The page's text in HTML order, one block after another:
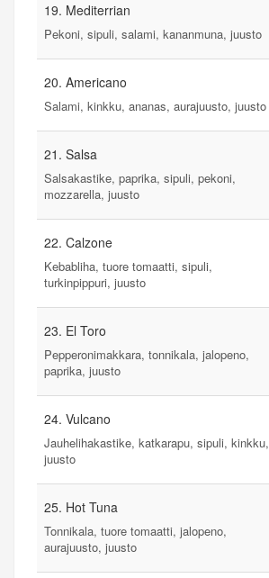
19. Mediterrian
Pekoni, sipuli, salami, kananmuna, juusto
20. Americano
Salami, kinkku, ananas, aurajuusto, juusto
21. Salsa
Salsakastike, paprika, sipuli, pekoni,
mozzarella, juusto
22. Calzone
Kebabliha, tuore tomaatti, sipuli,
turkinpippuri, juusto
23. El Toro
Pepperonimakkara, tonnikala, jalopeno,
paprika, juusto
24. Vulcano
Jauhelihakastike, katkarapu, sipuli, kinkku,
juusto
25. Hot Tuna
Tonnikala, tuore tomaatti, jalopeno,
aurajuusto, juusto